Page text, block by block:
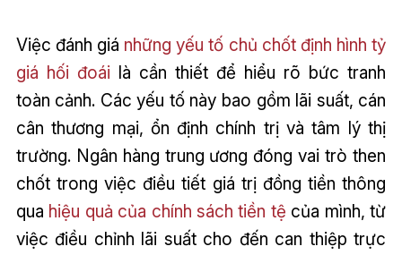
Việc đánh giá những yếu tố chủ chốt định hình tỷ
giá hối đoái là cần thiết để hiểu rõ bức tranh
toàn cảnh. Các yếu tố này bao gồm lãi suất, cán
cân thương mại, ổn định chính trị và tâm lý thị
trường. Ngân hàng trung ương đóng vai trò then
chốt trong việc điều tiết giá trị đồng tiền thông
qua hiệu quả của chính sách tiền tệ của mình, từ
việc điều chỉnh lãi suất cho đến can thiệp trực